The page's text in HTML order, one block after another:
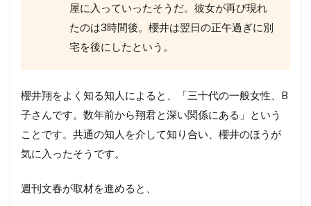
屋に入っていったそうだ。彼女が再び現れ
たのは3時間後。櫻井は翌日の正午過ぎに別
宅を後にしたという。
櫻井翔をよく知る知人によると、「三十代の一般女性、B
子さんです。数年前から翔君と深い関係にある」という
ことです。共通の知人を介して知り合い、櫻井のほうが
気に入ったそうです。
週刊文春が取材を進めると、